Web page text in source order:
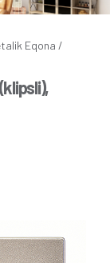
Eqona /